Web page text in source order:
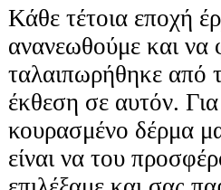
Κάθε τέτοια εποχή
ανανεωθούμε και να
ταλαιπωρήθηκε από
έκθεση σε αυτόν.
κουρασμένο δέρμα
είναι να του